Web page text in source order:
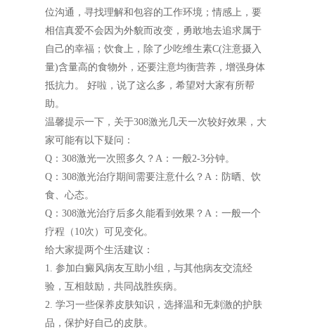
位沟通，寻找理解和包容的工作环境；情感上，要
相信真爱不会因为外貌而改变，勇敢地去追求属于
自己的幸福；饮食上，除了少吃维生素C(注意摄入
量)含量高的食物外，还要注意均衡营养，增强身体
抵抗力。 好啦，说了这么多，希望对大家有所帮
助。
温馨提示一下，关于308激光几天一次较好效果，大
家可能有以下疑问：
Q：308激光一次照多久？A：一般2-3分钟。
Q：308激光治疗期间需要注意什么？A：防晒、饮
食、心态。
Q：308激光治疗后多久能看到效果？A：一般一个
疗程（10次）可见变化。
给大家提两个生活建议：
1. 参加白癜风病友互助小组，与其他病友交流经
验，互相鼓励，共同战胜疾病。
2. 学习一些保养皮肤知识，选择温和无刺激的护肤
品，保护好自己的皮肤。